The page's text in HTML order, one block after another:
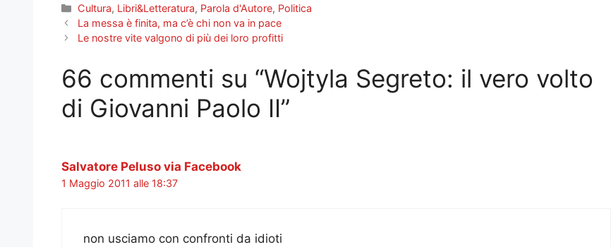
Categorie
Cultura, Libri&Letteratura, Parola d'Autore, Politica
La messa è finita, ma c’è chi non va in pace
Le nostre vite valgono di più dei loro profitti
66 commenti su “Wojtyla Segreto: il vero volto
di Giovanni Paolo II”
Salvatore Peluso via Facebook
1 Maggio 2011 alle 18:37
non usciamo con confronti da idioti